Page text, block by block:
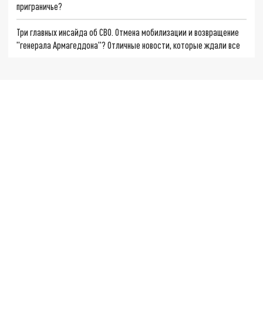
приграничье?
Три главных инсайда об СВО. Отмена мобилизации и возвращение
"генерала Армагеддона"? Отличные новости, которые ждали все